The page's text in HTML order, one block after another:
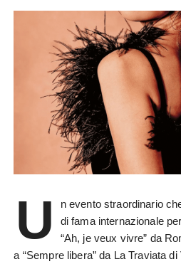
U
n evento straordinario
di fama internazionale
“Ah, je veux vivre” da
a “Sempre libera” da La Traviata